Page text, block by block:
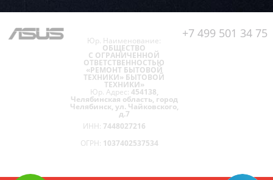
+7 499 501 34 75
Юр. Наименование:
ОБЩЕСТВО
С ОГРАНИЧЕННОЙ
ОТВЕТСТВЕННОСТЬЮ
«РЕМОНТ БЫТОВОЙ
ТЕХНИКИ» БЫТОВОЙ
ТЕХНИКИ»
Юр. Адрес: 454138,
Челябинская область, город
Челябинск, ул. Чайковского,
д.7
ИНН: 7448027216
ОГРН: 1037402537534